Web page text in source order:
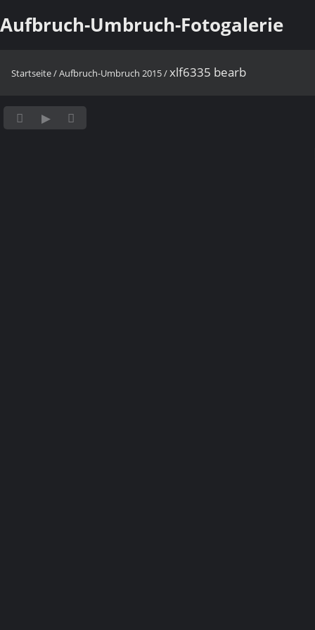
Aufbruch-Umbruch-Fotogalerie
Startseite/Aufbruch-Umbruch 2015/xlf6335 bearb